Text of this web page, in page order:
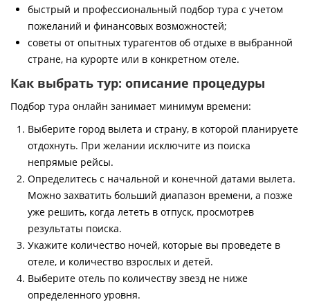
быстрый и профессиональный подбор тура с учетом
пожеланий и финансовых возможностей;
советы от опытных турагентов об отдыхе в выбранной
стране, на курорте или в конкретном отеле.
Как выбрать тур: описание процедуры
Подбор тура онлайн занимает минимум времени:
Выберите город вылета и страну, в которой планируете
отдохнуть. При желании исключите из поиска
непрямые рейсы.
Определитесь с начальной и конечной датами вылета.
Можно захватить больший диапазон времени, а позже
уже решить, когда лететь в отпуск, просмотрев
результаты поиска.
Укажите количество ночей, которые вы проведете в
отеле, и количество взрослых и детей.
Выберите отель по количеству звезд не ниже
определенного уровня.